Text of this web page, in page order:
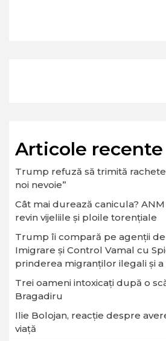
Articole recente
Trump refuză să trimită rachete
noi nevoie”
Cât mai durează canicula?
revin vijeliile și ploile torențiale
Trump îi compară pe agenții
Imigrare și Control Vamal cu
prinderea migranților ilegali și
Trei oameni intoxicați după o
Bragadiru
Ilie Bolojan, reacție despre
viață